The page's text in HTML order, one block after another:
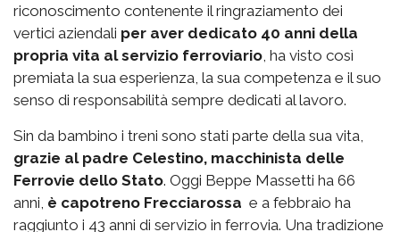
riconoscimento contenente il ringraziamento dei
vertici aziendali per aver dedicato 40 anni della
propria vita al servizio ferroviario , ha visto così
premiata la sua esperienza, la sua competenza e il suo
senso di responsabilità sempre dedicati al lavoro.
Sin da bambino i treni sono stati parte della sua vita,
grazie al padre Celestino, macchinista delle
Ferrovie dello Stato. Oggi Beppe Massetti ha 66
anni, è capotreno Frecciarossa e a febbraio ha
raggiunto i 43 anni di servizio in ferrovia. Una tradizione